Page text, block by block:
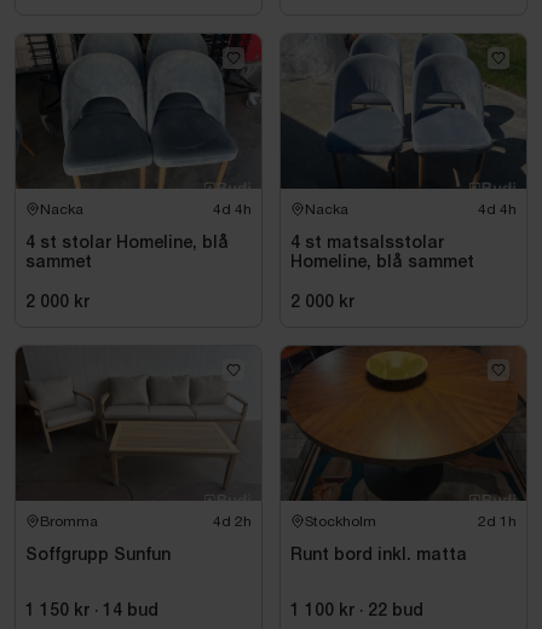
Nacka 4d 4h
4 st stolar Homeline, blå
sammet
2 000 kr
Nacka 4d 4h
4 st matsalsstolar
Homeline, blå sammet
2 000 kr
Bromma 4d 2h
Soffgrupp Sunfun
1 150 kr · 14 bud
Stockholm 2d 1h
Runt bord inkl. matta
1 100 kr · 22 bud